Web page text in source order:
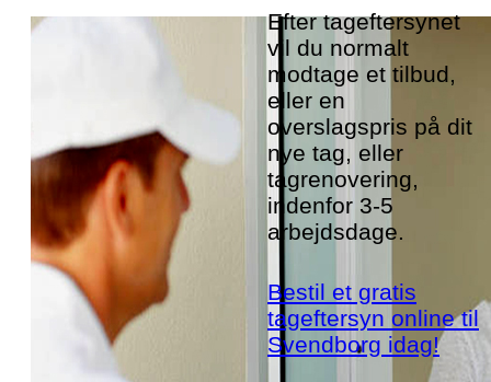
Efter tageftersynet
vil du normalt
modtage et tilbud,
eller en
overslagspris på dit
nye tag, eller
tagrenovering,
indenfor 3-5
arbejdsdage.
Bestil et gratis
tageftersyn online til
Svendborg idag!